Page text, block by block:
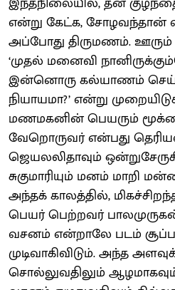
என்று கேட்க, சோழவந்தான்
அப்போது திருமணம். ஊரும்
‘முதல் மனைவி
இன்னொரு கல்யாணம்
நியாயமா?’ என்று
மணமகனின் பெயரும்
வேறொருவர் என்பது
ஜெயலலிதாவும்
சுகுமாரியும் மனம் மாறி
அந்தக் காலத்தில்,
பெயர் பெற்றவர்
வசனம் என்றாலே படம்
முடிவாகிவிடும். அந்த
சொல்லுவதிலும்